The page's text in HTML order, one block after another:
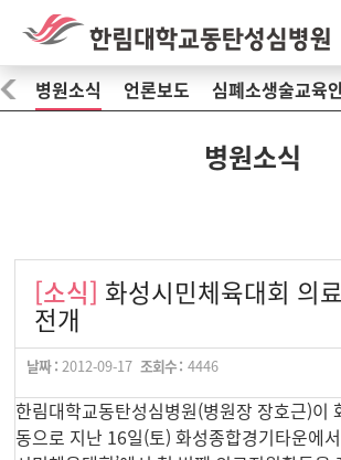
병원소식 언론보도 심폐소생술교육
병원소식
[소식]
화성시민체육대회 의
전개
날짜 : 2012-09-17 조회수 : 4446
한림대학교동탄성심병원(병원장 장호근)이
동으로 지난 16일(토) 화성종합경기타운에